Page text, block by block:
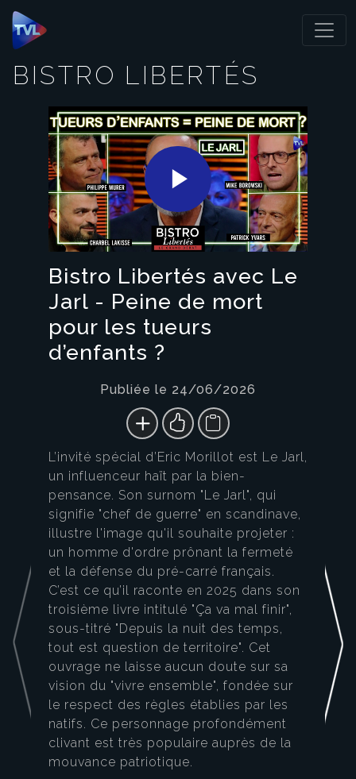
Panneau de gestion des cookies
BISTRO LIBERTÉS
Play
Video
Bistro Libertés avec Le
Jarl - Peine de mort
pour les tueurs
d’enfants ?
Publiée le 24/06/2026
L’invité spécial d’Eric Morillot est Le Jarl,
un influenceur haït par la bien-
pensance. Son surnom "Le Jarl", qui
signifie "chef de guerre" en scandinave,
illustre l'image qu'il souhaite projeter :
un homme d'ordre prônant la fermeté
et la défense du pré-carré français.
C’est ce qu’il raconte en 2025 dans son
troisième livre intitulé "Ça va mal finir",
sous-titré "Depuis la nuit des temps,
tout est question de territoire". Cet
ouvrage ne laisse aucun doute sur sa
vision du "vivre ensemble", fondée sur
le respect des règles établies par les
natifs. Ce personnage profondément
clivant est très populaire auprès de la
mouvance patriotique.